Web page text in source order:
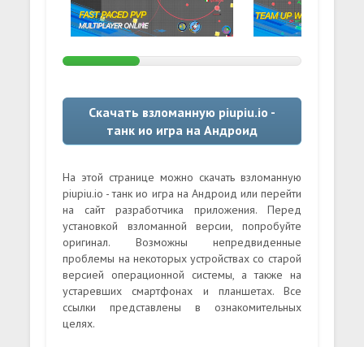
Скачать взломанную piupiu.io -
танк ио игра на Андроид
На этой странице можно скачать взломанную
piupiu.io - танк ио игра на Андроид или перейти
на сайт разработчика приложения. Перед
установкой взломанной версии, попробуйте
оригинал. Возможны непредвиденные
проблемы на некоторых устройствах со старой
версией операционной системы, а также на
устаревших смартфонах и планшетах. Все
ссылки представлены в ознакомительных
целях.